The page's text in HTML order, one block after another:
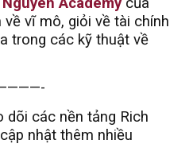
vĩ mô, giỏi về tài chính
trong các kỹ thuật về
dõi các nền tảng Rich
nhật thêm nhiều